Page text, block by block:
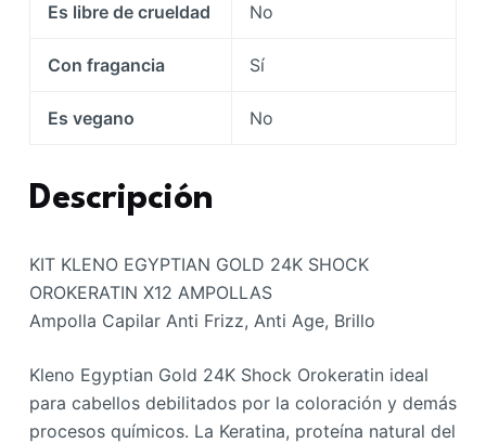
Es libre de crueldad No
Con fragancia Sí
Es vegano No
Descripción
KIT KLENO EGYPTIAN GOLD 24K SHOCK
OROKERATIN X12 AMPOLLAS
Ampolla Capilar Anti Frizz, Anti Age, Brillo
Kleno Egyptian Gold 24K Shock Orokeratin ideal
para cabellos debilitados por la coloración y demás
procesos químicos. La Keratina, proteína natural del